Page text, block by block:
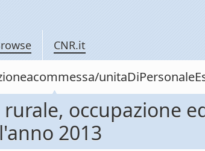
CNR.it
occupazione
2013